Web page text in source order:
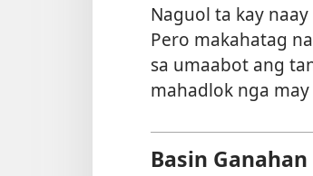
Naguol ta kay
Pero makahatag
sa umaabot ang
mahadlok nga
Basin Ganahan